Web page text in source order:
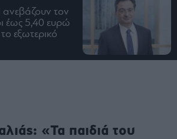
ανεβάζουν τον
έως 5,40 ευρώ
εξωτερικό
«Τα παιδιά του